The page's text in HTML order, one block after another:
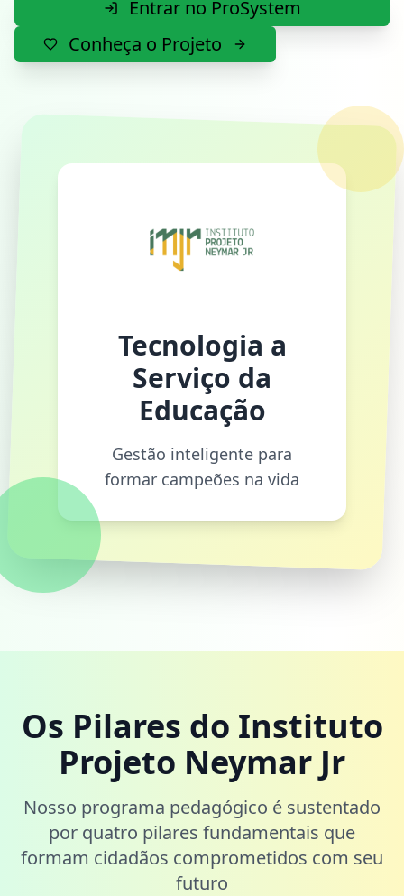
Entrar no ProSystem
Conheça o Projeto
Tecnologia a
Serviço da
Educação
Gestão inteligente para
formar campeões na vida
Os Pilares do Instituto
Projeto Neymar Jr
Nosso programa pedagógico é sustentado
por quatro pilares fundamentais que
formam cidadãos comprometidos com seu
futuro